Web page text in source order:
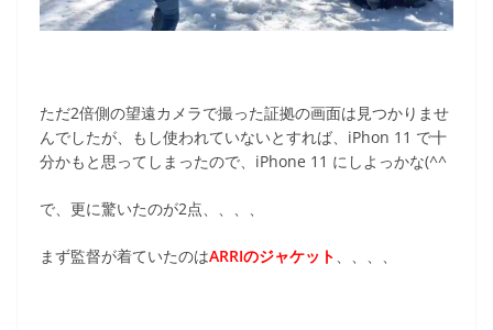
ただ2倍側の望遠カメラで撮った証拠の画面は見つかりませ
んでしたが、もし使われていないとすれば、iPhon 11 で十
分かもと思ってしまったので、iPhone 11 にしよっかな(^^
で、更に驚いたのが2点、、、、
まず監督が着ていたのはARRIのジャケット